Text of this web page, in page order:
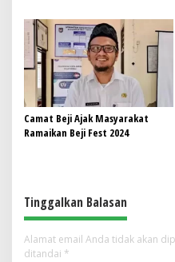
Camat Beji Ajak Masyarakat
Ramaikan Beji Fest 2024
Tinggalkan Balasan
Alamat email Anda tidak akan
ditandai *